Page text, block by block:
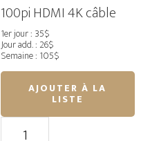
100pi HDMI 4K câble
1er jour : 35$
Jour add. : 26$
Semaine : 105$
AJOUTER À LA
LISTE
quantité